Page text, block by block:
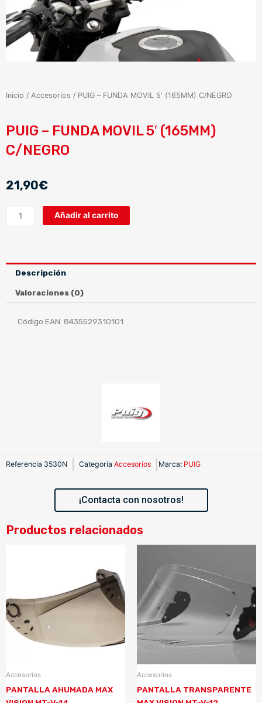
Inicio / Accesorios / PUIG – FUNDA MOVIL 5′ (165MM) C/NEGRO
PUIG – FUNDA MOVIL 5′ (165MM)
C/NEGRO
21,90€
PUIG
-
5'
(165MM)
C/NEGRO
cantidad
Añadir al carrito
Descripción
Valoraciones (0)
Código EAN: 8435529310101
Referencia 3530N Categoría Accesorios Marca: PUIG
¡Contacta con nosotros!
Productos relacionados
Accesorios
PANTALLA AHUMADA MAX
Accesorios
PANTALLA TRANSPARENTE